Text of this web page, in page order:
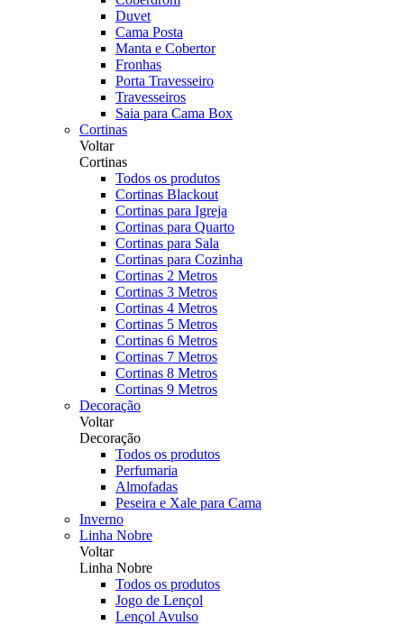
Duvet
Cama Posta
Manta e Cobertor
Fronhas
Porta Travesseiro
Travesseiros
Saia para Cama Box
Cortinas
Voltar
Cortinas
Todos os produtos
Cortinas Blackout
Cortinas para Igreja
Cortinas para Quarto
Cortinas para Sala
Cortinas para Cozinha
Cortinas 2 Metros
Cortinas 3 Metros
Cortinas 4 Metros
Cortinas 5 Metros
Cortinas 6 Metros
Cortinas 7 Metros
Cortinas 8 Metros
Cortinas 9 Metros
Decoração
Voltar
Decoração
Todos os produtos
Perfumaria
Almofadas
Peseira e Xale para Cama
Inverno
Linha Nobre
Voltar
Linha Nobre
Todos os produtos
Jogo de Lençol
Lençol Avulso